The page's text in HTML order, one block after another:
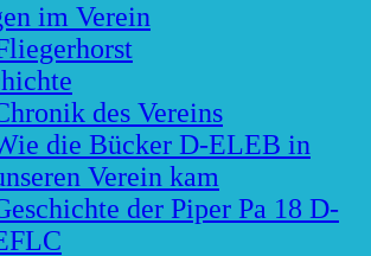
im Verein
des Vereins
die Bücker D-ELEB in
Verein kam
der Piper Pa 18 D-